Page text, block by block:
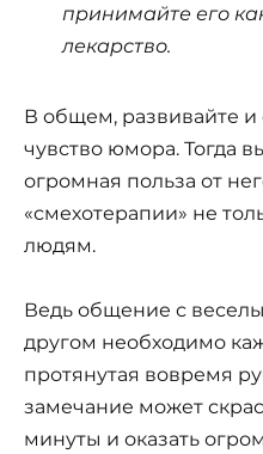
принимайте его
лекарство.
В общем, развивайте и
чувство юмора. Тогда
огромная польза от
«смехотерапии» не
людям.
Ведь общение с
другом необходимо
протянутая вовремя
замечание может
минуты и оказать